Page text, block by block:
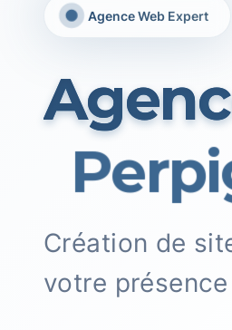
Agence Web Expert
Création de
votre